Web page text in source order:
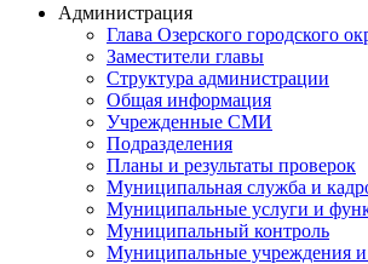
Администрация
Глава Озерского городского
Заместители главы
Структура администрации
Общая информация
Учрежденные СМИ
Подразделения
Планы и результаты проверок
Муниципальная служба и
Муниципальные услуги и
Муниципальный контроль
Муниципальные учреждения и